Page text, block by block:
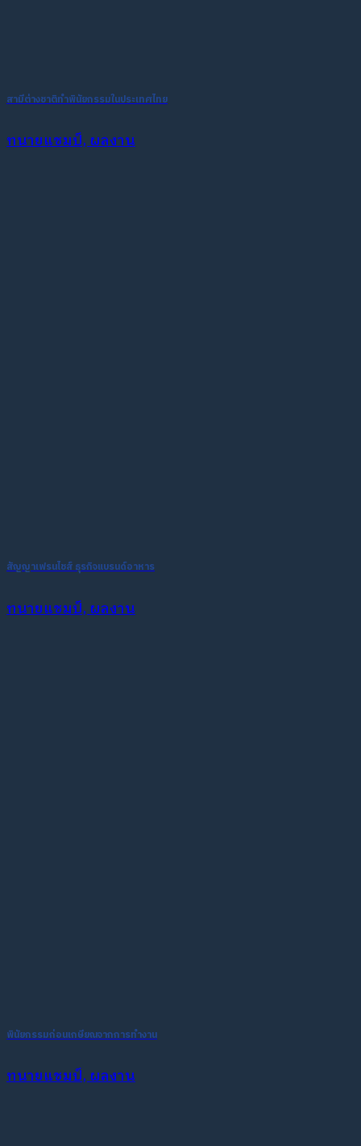
สามีต่างชาติทำพินัยกรรมในประเทศไทย
ทนายแชมป์, ผลงาน
สัญญาเฟรนไชส์ ธุรกิจแบรนด์อาหาร
ทนายแชมป์, ผลงาน
พินัยกรรมก่อนเกษียณจากการทำงาน
ทนายแชมป์, ผลงาน